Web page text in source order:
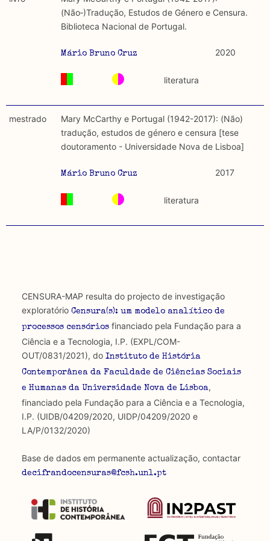
académicos.
A lista procura incluir as publicações mais relevantes
a algumas das publicações que aqui se encontram
discurso e uso da liberdade de expressão. Trata-se de
uma censura que é omnipresente, dado que é
constitutiva do próprio acto de fala.
Regulatória e Constitutiva : são combinadas ambas
abordagens.
Teórica
Os resultados obtidos podem ser exportados em formato
(Não‐)Tradução, Estudos de Género e Censura.
Biblioteca Nacional de Portugal.
Mário Bruno Cruz 2020
literatura
mestrado
Mary McCarthy e Portugal (1942-2017): (Não)
tradução, estudos de género e censura [tese
doutoramento - Universidade Nova de Lisboa]
Mário Bruno Cruz 2017
literatura
CENSURA-MAP resulta do projecto de investigação
exploratório Censura(s): um modelo analítico de
processos censóriosfinanciado pela Fundação para a
Ciência e a Tecnologia, I.P. (EXPL/COM-
OUT/0831/2021), do Instituto de História
Contemporânea da Faculdade de Ciências Sociais
e Humanas da Universidade Nova de Lisboa,
financiado pela Fundação para a Ciência e a Tecnologia,
I.P. (UIDB/04209/2020, UIDP/04209/2020 e
LA/P/0132/2020)
Base de dados em permanente actualização, contactar
decifrandocensuras@fcsh.unl.pt